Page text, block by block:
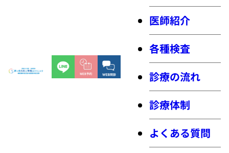
医師紹介
各種検査
診療の流れ
診療体制
よくある質問